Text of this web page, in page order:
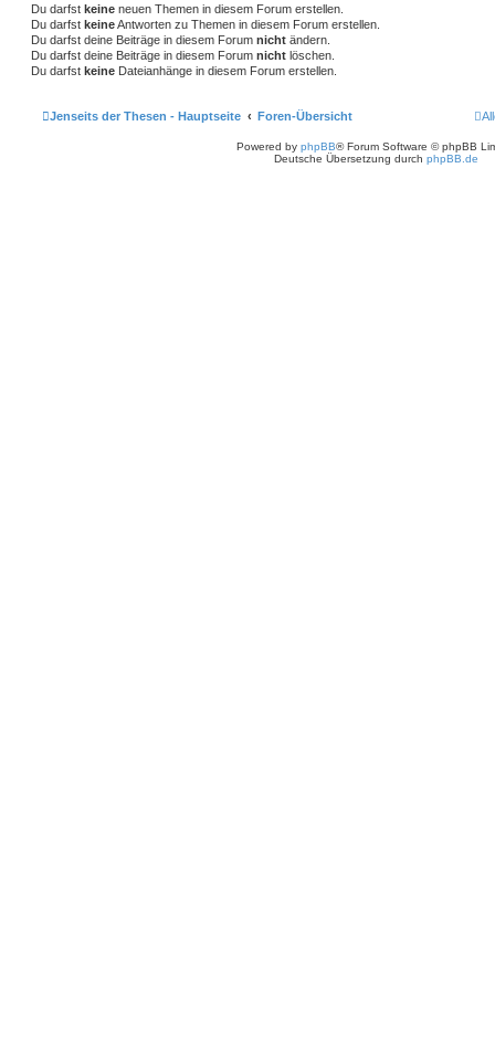
Du darfst keine neuen Themen in diesem Forum erstellen.
Du darfst keineAntworten zu Themen in diesem Forum erstellen.
Du darfst deine Beiträge in diesem Forum nicht ändern.
Du darfst deine Beiträge in diesem Forum nicht löschen.
Du darfst keine Dateianhänge in diesem Forum erstellen.
Jenseits der Thesen - Hauptseite Foren-Übersicht
Powered by phpBB® Forum Software © phpBB
Deutsche Übersetzung durch phpBB.de